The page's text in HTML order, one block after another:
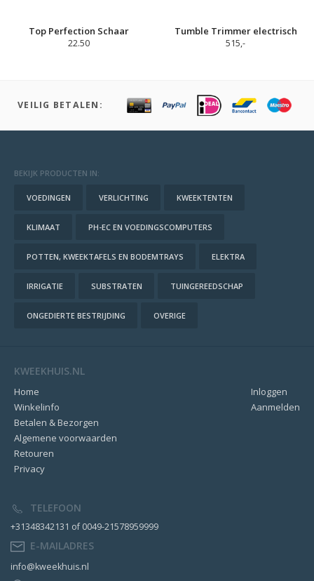
Top Perfection Schaar
22.50
Tumble Trimmer electrisch
515,-
VEILIG BETALEN:
BEKIJK PRODUCTEN IN:
VOEDINGEN VERLICHTING KWEEKTENTEN
KLIMAAT PH-EC EN VOEDINGSCOMPUTERS
POTTEN, KWEEKTAFELS EN BODEMTRAYS ELEKTRA
IRRIGATIE SUBSTRATEN TUINGEREEDSCHAP
ONGEDIERTE BESTRIJDING OVERIGE
KWEEKHUIS.NL
Inloggen
Aanmelden
Home
Winkelinfo
Betalen & Bezorgen
Algemene voorwaarden
Retouren
Privacy
TELEFOON
+31348342131 of 0049-21578959999
E-MAILADRES
info@kweekhuis.nl